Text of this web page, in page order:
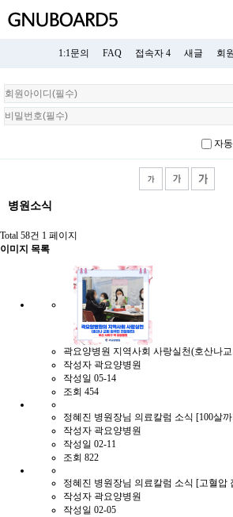
1:1문의 FAQ 접속자 4 새글 회
회
원
로
자
병원소식
Total 58건 1 페이지
이미지 목록
곽요양병원 지역사회 사랑실천(호산나
작성자 곽요양병원
작성일 05-14
조회 454
정혜진 병원장님 의료칼럼 소식 [100살
작성자 곽요양병원
작성일 02-11
조회 822
정혜진 병원장님 의료칼럼 소식 [고혈압
작성자 곽요양병원
작성일 02-05